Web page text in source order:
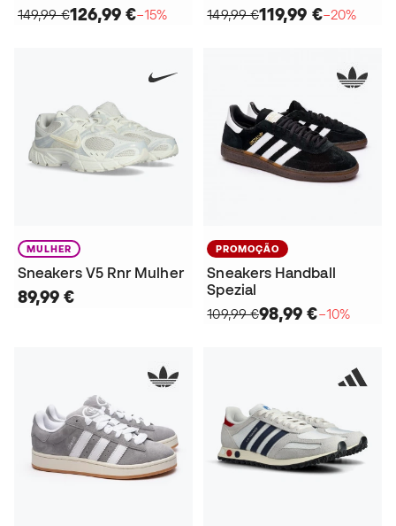
149,99 €126,99 €−15%
149,99 €119,99 €−20%
MULHER
Sneakers V5 Rnr Mulher
89,99 €
PROMOÇÃO
Sneakers Handball
Spezial
109,99 €98,99 €−10%